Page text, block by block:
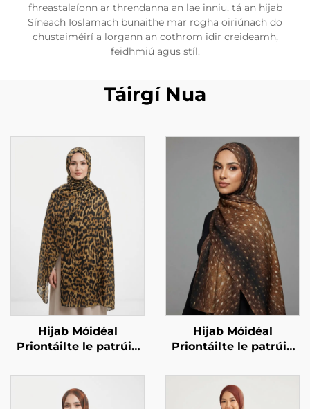
fhreastalaíonn ar threndanna an lae inniu, tá an hijab
Síneach Ioslamach bunaithe mar rogha oiriúnach do
chustaiméirí a lorgann an cothrom idir creideamh,
feidhmiú agus stíl.
Táirgí Nua
Hijab Móidéal
Priontáilte le patrúin
leopaird
Hijab Móidéal
Priontáilte le patrúin
fawn